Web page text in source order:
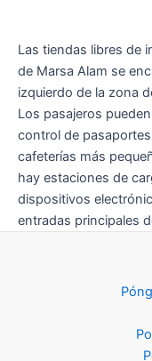
Las tiendas libres de
de Marsa Alam se
izquierdo de la zona
Los pasajeros
control de
cafeterías más
hay estaciones de
dispositivos
entradas principales